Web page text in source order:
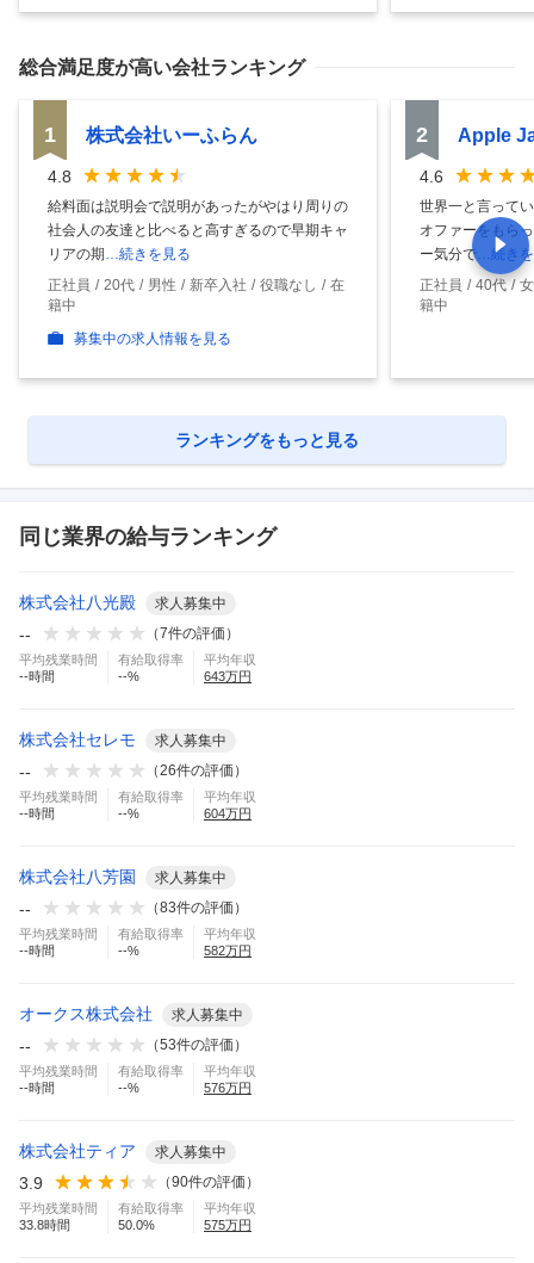
総合満足度が高い会社ランキング
1 株式会社いーふらん
4.8
給料面は説明会で説明があったがやはり周りの
社会人の友達と比べると高すぎるので早期キャ
リアの期…続きを見る
正社員
20代 男性 新卒入社 役職なし
在
籍中
募集中の求人情報を見る
2 Apple
4.6
世界一と言って
オファーをもら
ー気分で…続き
正社員
40代
籍中
ランキングをもっと見る
同じ業界の給与ランキング
株式会社八光殿 求人募集中
-- （7件の評価）
平均残業時間
--時間
有給取得率
--%
平均年収
643万円
株式会社セレモ 求人募集中
-- （26件の評価）
平均残業時間
--時間
有給取得率
--%
平均年収
604万円
株式会社八芳園 求人募集中
-- （83件の評価）
平均残業時間
--時間
有給取得率
--%
平均年収
582万円
オークス株式会社 求人募集中
-- （53件の評価）
平均残業時間
--時間
有給取得率
--%
平均年収
576万円
株式会社ティア 求人募集中
3.9 （90件の評価）
平均残業時間
33.8時間
有給取得率
50.0%
平均年収
575万円